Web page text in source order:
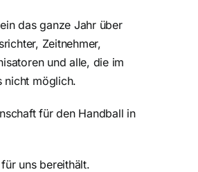
das ganze Jahr über
Zeitnehmer,
und alle, die im
nicht möglich.
für den Handball in
uns bereithält.